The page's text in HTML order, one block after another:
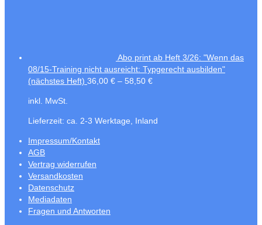
Abo print ab Heft 3/26: "Wenn das
08/15-Training nicht ausreicht: Typgerecht ausbilden"
(nächstes Heft) 36,00 € – 58,50 €
inkl. MwSt.
Lieferzeit: ca. 2-3 Werktage, Inland
Impressum/Kontakt
AGB
Vertrag widerrufen
Versandkosten
Datenschutz
Mediadaten
Fragen und Antworten